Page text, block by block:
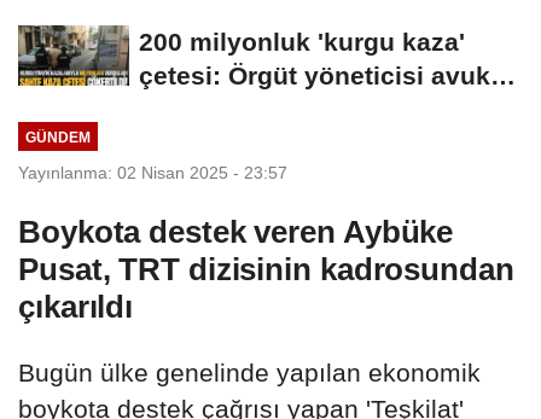
DAVETİNE...
200 milyonluk 'kurgu kaza'
çetesi: Örgüt yöneticisi avukat
GÜNDEM
Yayınlanma: 02 Nisan 2025 - 23:57
Boykota destek veren Aybüke
Pusat, TRT dizisinin kadrosundan
çıkarıldı
Bugün ülke genelinde yapılan ekonomik
boykota destek çağrısı yapan 'Teşkilat'